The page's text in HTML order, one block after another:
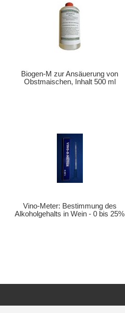
Biogen-M zur Ansäuerung von
Obstmaischen, Inhalt 500 ml
Vino-Meter: Bestimmung des
Alkoholgehalts in Wein - 0 bis 25%